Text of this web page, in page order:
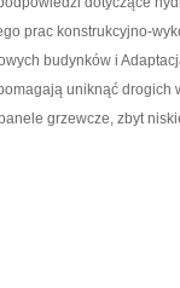
prac konstrukcyjno-
budynków i
uniknąć
grzewcze, zbyt